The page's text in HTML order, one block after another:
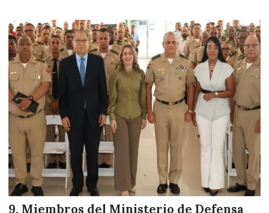
Miembros del Ministerio de Defensa